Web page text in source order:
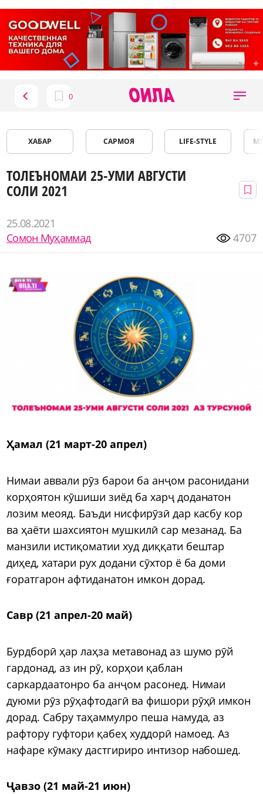
ХАБАР САРМОЯ LIFE-STYLE
ТОЛЕЪНОМАИ 25-УМИ АВГУСТИ
СОЛИ 2021
25.08.2021
Сомон Муҳаммад
4707
Ҳамал (21 март-20 апрел)
Нимаи аввали рӯз барои ба анҷом расонидани
корҳоятон кӯшиши зиёд ба харҷ доданатон
лозим меояд. Баъди нисфирӯзӣ дар касбу кор
ва ҳаёти шахсиятон мушкилӣ сар мезанад. Ба
манзили истиқоматии худ диққати бештар
диҳед, хатари рух додани сӯхтор ё ба доми
ғоратгарон афтиданатон имкон дорад.
Савр (21 апрел-20 май)
Бурдборӣ ҳар лаҳза метавонад аз шумо рӯй
гардонад, аз ин рӯ, корҳои қаблан
саркардаатонро ба анҷом расонед. Нимаи
дуюми рӯз рӯҳафтодагӣ ва фишори рӯҳӣ имкон
дорад. Сабру таҳаммулро пеша намуда, аз
рафтору гуфтори қабеҳ худдорӣ намоед. Аз
нафаре кӯмаку дастгириро интизор набошед.
Ҷавзо (21 май-21 июн)